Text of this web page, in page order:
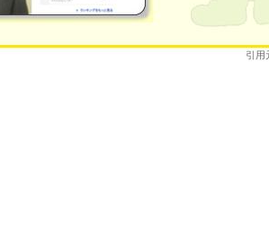
引用